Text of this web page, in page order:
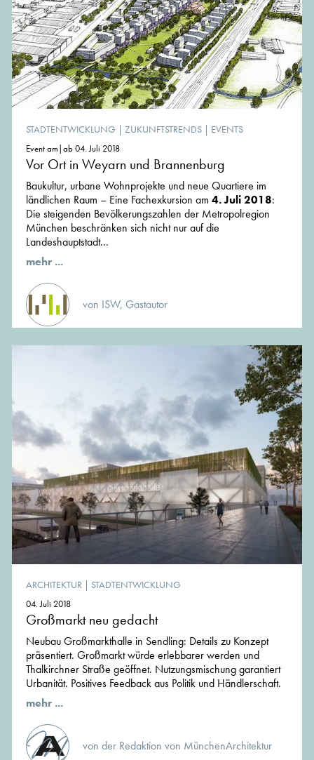
STADTENTWICKLUNG | ZUKUNFTSTRENDS | EVENTS
Event am|ab 04. Juli 2018
Vor Ort in Weyarn und Brannenburg
Baukultur, urbane Wohnprojekte und neue Quartiere im
ländlichen Raum – Eine Fachexkursion am 4. Juli 2018:
Die steigenden Bevölkerungszahlen der Metropolregion
München beschränken sich nicht nur auf die
Landeshauptstadt...
mehr ...
von ISW, Gastautor
ARCHITEKTUR | STADTENTWICKLUNG
04. Juli 2018
Großmarkt neu gedacht
Neubau Großmarkthalle in Sendling: Details zu Konzept
präsentiert. Großmarkt würde erlebbarer werden und
Thalkirchner Straße geöffnet. Nutzungsmischung garantiert
Urbanität. Positives Feedback aus Politik und Händlerschaft.
mehr ...
von der Redaktion von MünchenArchitektur